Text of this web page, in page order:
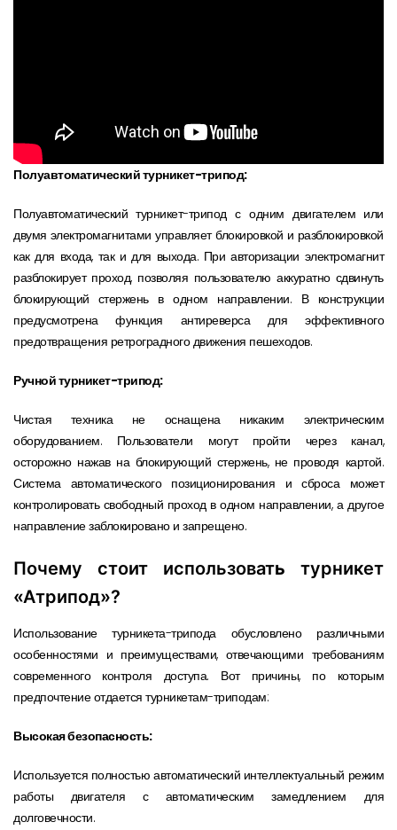
Полуавтоматический турникет-трипод:
Полуавтоматический турникет-трипод с одним двигателем или
двумя электромагнитами управляет блокировкой и разблокировкой
как для входа, так и для выхода. При авторизации электромагнит
разблокирует проход, позволяя пользователю аккуратно сдвинуть
блокирующий стержень в одном направлении. В конструкции
предусмотрена функция антиреверса для эффективного
предотвращения ретроградного движения пешеходов.
Ручной турникет-трипод:
Чистая техника не оснащена никаким электрическим
оборудованием. Пользователи могут пройти через канал,
осторожно нажав на блокирующий стержень, не проводя картой.
Система автоматического позиционирования и сброса может
контролировать свободный проход в одном направлении, а другое
направление заблокировано и запрещено.
Почему стоит использовать турникет
«Атрипод»?
Использование турникета-трипода обусловлено различными
особенностями и преимуществами, отвечающими требованиям
современного контроля доступа. Вот причины, по которым
предпочтение отдается турникетам-триподам:
Высокая безопасность:
Используется полностью автоматический интеллектуальный режим
работы двигателя с автоматическим замедлением для
долговечности.